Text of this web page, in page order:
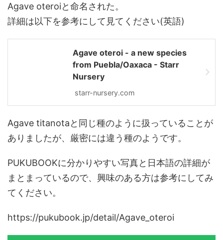
Agave oteroiと命名された。
詳細は以下を参考にして見てください(英語)
Agave oteroi - a new species
from Puebla/Oaxaca - Starr
Nursery
starr-nursery.com
Agave titanotaと同じ種のように扱っていることが
ありましたが、厳密には違う種のようです。
PUKUBOOKに分かりやすい写真と日本語の詳細が
まとまっているので、興味のある方は参考にしてみ
てください。
https://pukubook.jp/detail/Agave_oteroi